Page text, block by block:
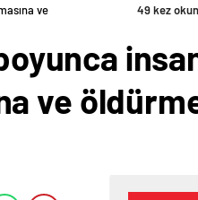
ve
49 kez
ve